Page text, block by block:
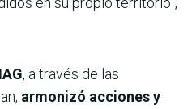
, a través de las
armonizó acciones y